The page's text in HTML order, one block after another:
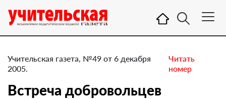
Учительская газета, №49 от 6 декабря
2005.
Читать
номер
Встреча добровольцев